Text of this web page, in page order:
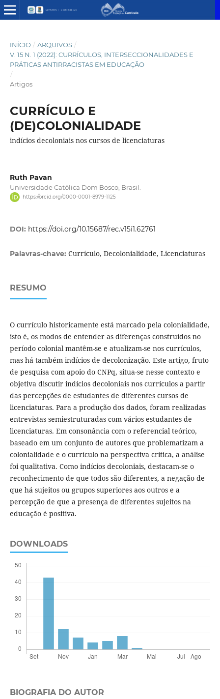
INÍCIO / ARQUIVOS /
V. 15 N. 1 (2022): CURRÍCULOS, INTERSECCIONALIDADES E
PRÁTICAS ANTIRRACISTAS EM EDUCAÇÃO
/
Artigos
CURRÍCULO E
(DE)COLONIALIDADE
indícios decoloniais nos cursos de licenciaturas
Ruth Pavan
Universidade Católica Dom Bosco, Brasil.
https://orcid.org/0000-0001-8979-1125
DOI: https://doi.org/10.15687/rec.v15i1.62761
Palavras-chave: Currículo, Decolonialidade, Licenciaturas
RESUMO
O currículo historicamente está marcado pela colonialidade,
isto é, os modos de entender as diferenças construídos no
período colonial mantêm-se e atualizam-se nos currículos,
mas há também indícios de decolonização. Este artigo, fruto
de pesquisa com apoio do CNPq, situa-se nesse contexto e
objetiva discutir indícios decoloniais nos currículos a partir
das percepções de estudantes de diferentes cursos de
licenciaturas. Para a produção dos dados, foram realizadas
entrevistas semiestruturadas com vários estudantes de
licenciaturas. Em consonância com o referencial teórico,
baseado em um conjunto de autores que problematizam a
colonialidade e o currículo na perspectiva crítica, a análise
foi qualitativa. Como indícios decoloniais, destacam-se o
reconhecimento de que todos são diferentes, a negação de
que há sujeitos ou grupos superiores aos outros e a
percepção de que a presença de diferentes sujeitos na
educação é positiva.
DOWNLOADS
BIOGRAFIA DO AUTOR